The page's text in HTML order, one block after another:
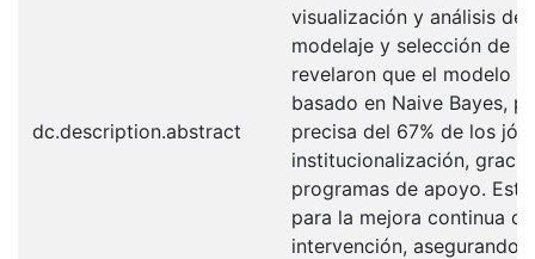
dc.description.abstract
visualización y análisis de
modelaje y selección de
revelaron que el modelo
basado en Naive Bayes,
precisa del 67% de los
institucionalización,
programas de apoyo.
para la mejora continua
intervención, asegurando